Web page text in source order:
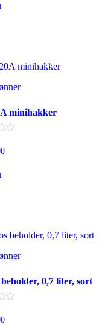
minihakker
0,7 liter, sort